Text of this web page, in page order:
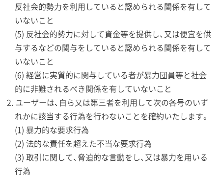
反社会的勢力を利用していると認められる関係を有して
いないこと
(5) 反社会的勢力に対して資金等を提供し、又は便宜を供
与するなどの関与をしていると認められる関係を有して
いないこと
(6) 経営に実質的に関与している者が暴力団員等と社会
的に非難されるべき関係を有していないこと
ユーザーは、自ら又は第三者を利用して次の各号のいず
れかに該当する行為を行わないことを確約いたします。
(1) 暴力的な要求行為
(2) 法的な責任を超えた不当な要求行為
(3) 取引に関して、脅迫的な言動をし、又は暴力を用いる
行為